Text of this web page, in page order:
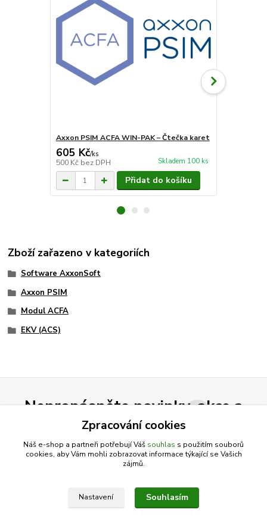
Axxon PSIM ACFA WIN-PAK – Čtečka karet
605 Kč/ks
500 Kč bez DPH Skladem 100 ks
Přidat do košíku
Zboží zařazeno v kategoriích
Software AxxonSoft
Axxon PSIM
Modul ACFA
EKV (ACS)
Nepropásněte novinky, akce a
slevy!
zpracováním osobních údajůza účelem rozesílky newsletteru.
Můžete se kdykoli odhlásit. Zasíláme jednou za 14 dní.
Zpracování cookies
Náš e-shop a partneři potřebují Váš souhlas s použitím souborů
cookies, aby Vám mohli zobrazovat informace týkající se Vašich
zájmů.
Nastavení Souhlasím